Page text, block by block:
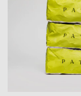
hinsichtlich
braucht eine
Premium-
Produkt
einer
spürbaren
durch eine